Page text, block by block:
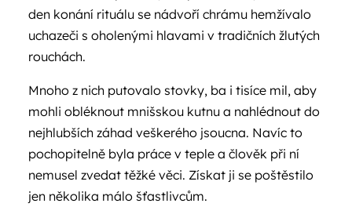
den konání rituálu se nádvoří chrámu hemžívalo
uchazeči s oholenými hlavami v tradičních žlutých
rouchách.
Mnoho z nich putovalo stovky, ba i tisíce mil, aby
mohli obléknout mnišskou kutnu a nahlédnout do
nejhlubších záhad veškerého jsoucna. Navíc to
pochopitelně byla práce v teple a člověk při ní
nemusel zvedat těžké věci. Získat ji se poštěstilo
jen několika málo šťastlivcům.